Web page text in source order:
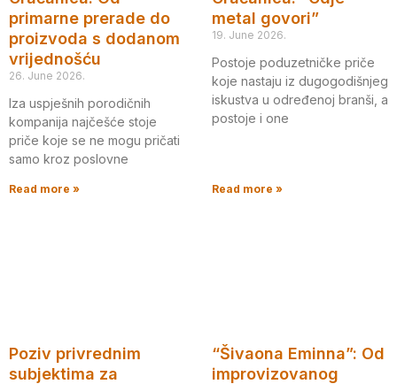
primarne prerade do
proizvoda s dodanom
vrijednošću
26. June 2026.
Iza uspješnih porodičnih
kompanija najčešće stoje
priče koje se ne mogu pričati
samo kroz poslovne
Read more »
metal govori”
19. June 2026.
Postoje poduzetničke priče
koje nastaju iz dugogodišnjeg
iskustva u određenoj branši, a
postoje i one
Read more »
Poziv privrednim
subjektima za
“Šivaona Eminna”: Od
improvizovanog